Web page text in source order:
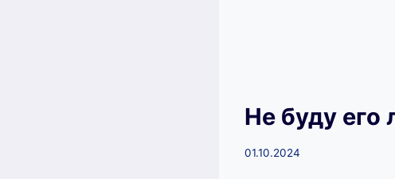
Не буду
01.10.2024